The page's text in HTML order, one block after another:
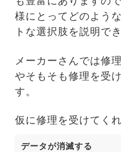
様にとってどのよう
トな選択肢を説明で
メーカーさんでは修
やそもそも修理を受
す。
仮に修理を受けてく
データが消滅する